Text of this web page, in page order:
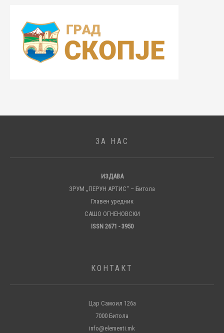
ЗА НАС
ИЗДАВА
ЗРУМ „ПЕРУН АРТИС“ – Битола
Главен уредник
САШО ОГНЕНОВСКИ
ISSN 2671 - 3950
КОНТАКТ
Цар Самоил 126а
7000 Битола
info@elementi.mk